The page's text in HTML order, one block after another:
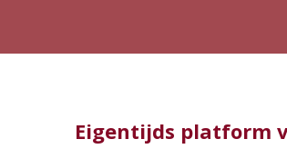
Eigentijds platform